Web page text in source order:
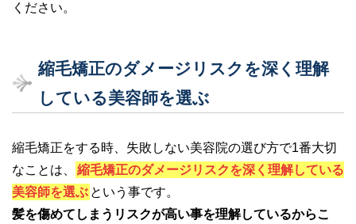
ください。
縮毛矯正のダメージリスクを深く理解
している美容師を選ぶ
縮毛矯正をする時、失敗しない美容院の選び方で1番大切
なことは、
縮毛矯正のダメージリスクを深く理解している
美容師を選ぶ という事です。
髪を傷めてしまうリスクが高い事を理解しているからこ